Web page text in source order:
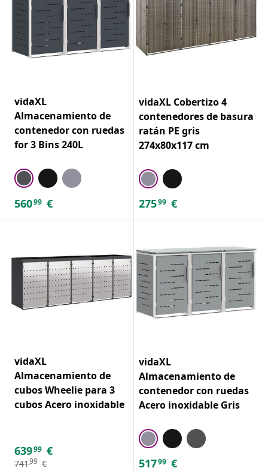
vidaXL
Almacenamiento de
contenedor con ruedas
for 3 Bins 240L
56099 €
vidaXL Cobertizo 4
contenedores de basura
ratán PE gris
274x80x117 cm
27599 €
vidaXL
Almacenamiento de
cubos Wheelie para 3
cubos Acero inoxidable
63999 €
74199 €
vidaXL
Almacenamiento de
contenedor con ruedas
Acero inoxidable Gris
51799 €